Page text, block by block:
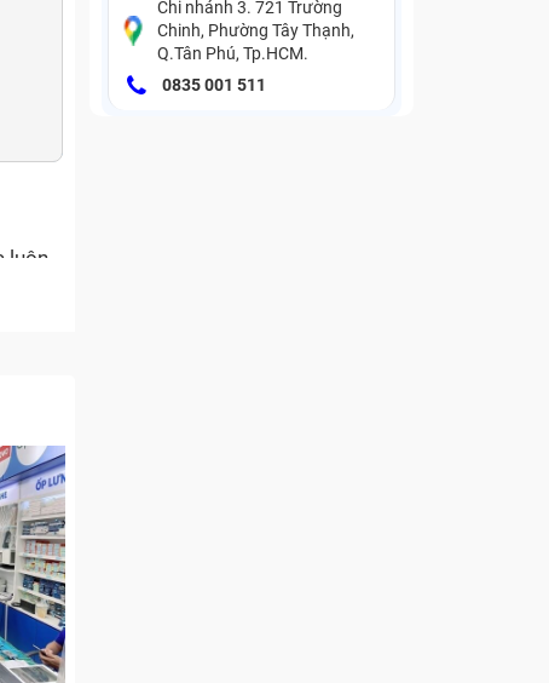
luôn
xác
Chi nhánh 3. 721 Trường
Chinh, Phường Tây Thạnh,
Q.Tân Phú, Tp.HCM.
0835 001 511